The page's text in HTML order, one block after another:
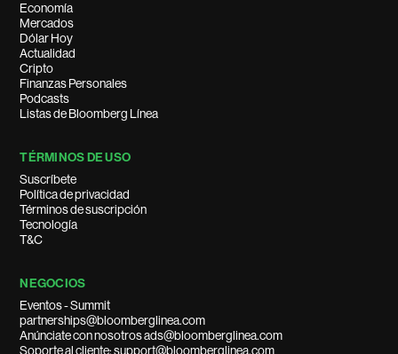
Economía
Mercados
Dólar Hoy
Actualidad
Cripto
Finanzas Personales
Podcasts
Listas de Bloomberg Línea
TÉRMINOS DE USO
Suscríbete
Política de privacidad
Términos de suscripción
Tecnología
T&C
NEGOCIOS
Eventos - Summit
partnerships@bloomberglinea.com
Anúnciate con nosotros ads@bloomberglinea.com
Soporte al cliente: support@bloomberglinea.com